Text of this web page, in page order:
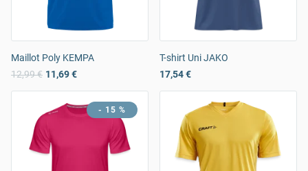
Maillot Poly KEMPA
12,99 € 11,69 €
T-shirt Uni JAKO
17,54 €
- 15 %